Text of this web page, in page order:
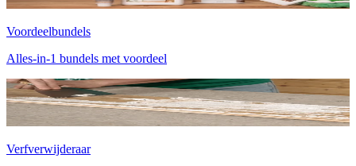
Voordeelbundels
Alles-in-1 bundels met voordeel
Verfverwijderaar